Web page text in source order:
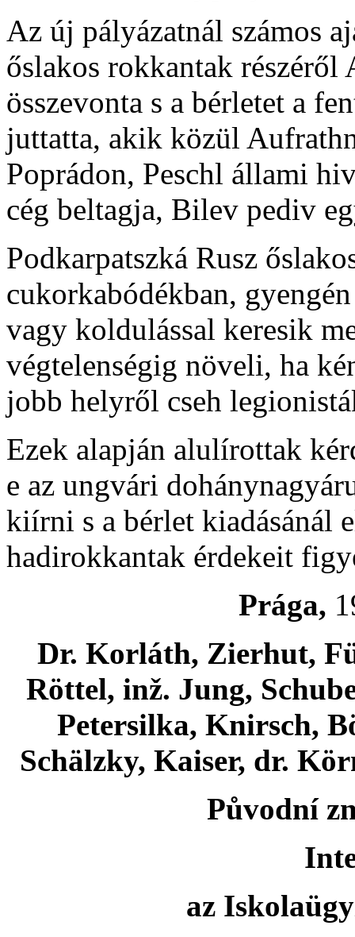
Az új pályázatnál számos
őslakos rokkantak részéről
összevonta s a bérletet a
juttatta, akik közül
Poprádon, Peschl állami
cég beltagja, Bilev pediv
Podkarpatszká Rusz
cukorkabódékban,
vagy koldulással keresik
végtelenségig növeli, ha
jobb helyről cseh
Ezek alapján alulírottak
e az ungvári
kiírni s a bérlet kiadásánál
hadirokkantak érdekeit
Prága,
Dr. Korláth, Zierhut,
Röttel, inž. Jung,
Petersilka, Knirsch,
Schälzky, Kaiser, dr.
Původní
az